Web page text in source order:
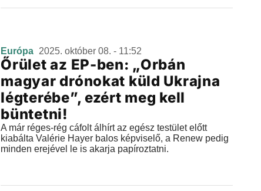
Európa 2025. október 08. - 11:52
Őrület az EP-ben: „Orbán
magyar drónokat küld Ukrajna
légterébe”, ezért meg kell
büntetni!
A már réges-rég cáfolt álhírt az egész testület előtt
kiabálta Valérie Hayer balos képviselő, a Renew pedig
minden erejével le is akarja papíroztatni.